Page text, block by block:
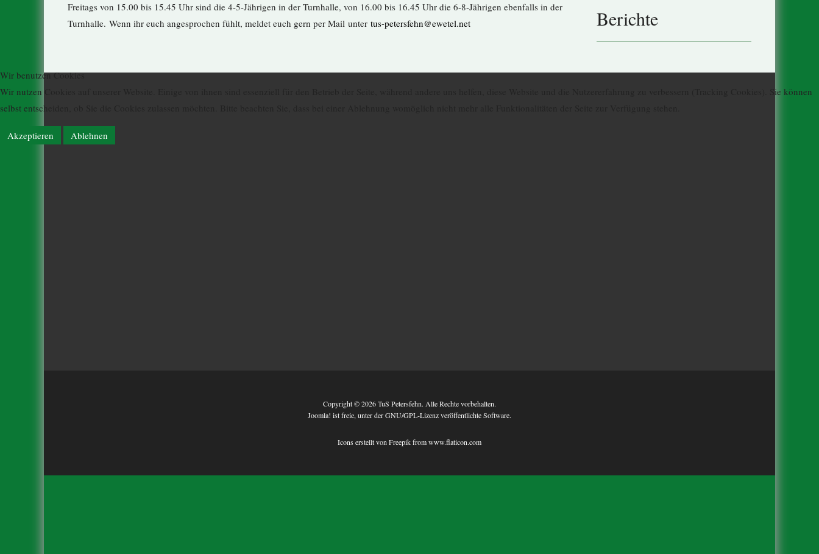
Freitags von 15.00 bis 15.45 Uhr sind die 4-5-Jährigen in der Turnhalle, von 16.00 bis 16.45 Uhr die 6-8-Jährigen ebenfalls in der
Turnhalle. Wenn ihr euch angesprochen fühlt, meldet euch gern per Mail unter tus-petersfehn@ewetel.net Berichte
Copyright © 2026 TuS Petersfehn. Alle Rechte vorbehalten.
Joomla! ist freie, unter derGNU/GPL-Lizenzveröffentlichte Software.
Icons erstellt von Freepikfromwww.flaticon.com
Wir benutzen Cookies
Wir nutzen Cookies auf unserer Website. Einige von ihnen sind essenziell für den Betrieb der Seite, während andere uns helfen, diese Website und die Nutzererfahrung zu verbessern (Tracking Cookies). Sie können
selbst entscheiden, ob Sie die Cookies zulassen möchten. Bitte beachten Sie, dass bei einer Ablehnung womöglich nicht mehr alle Funktionalitäten der Seite zur Verfügung stehen.
Akzeptieren Ablehnen